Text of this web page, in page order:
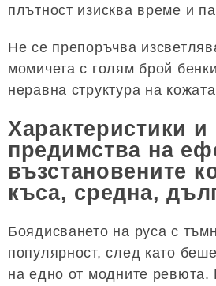
плътност изисква време и
Не се препоръчва
момичета с голям брой
неравна структура на
Характеристики и
предимства на
възстановените
къса, средна,
Боядисването на руса с
популярност, след като
на едно от модните ревюта.